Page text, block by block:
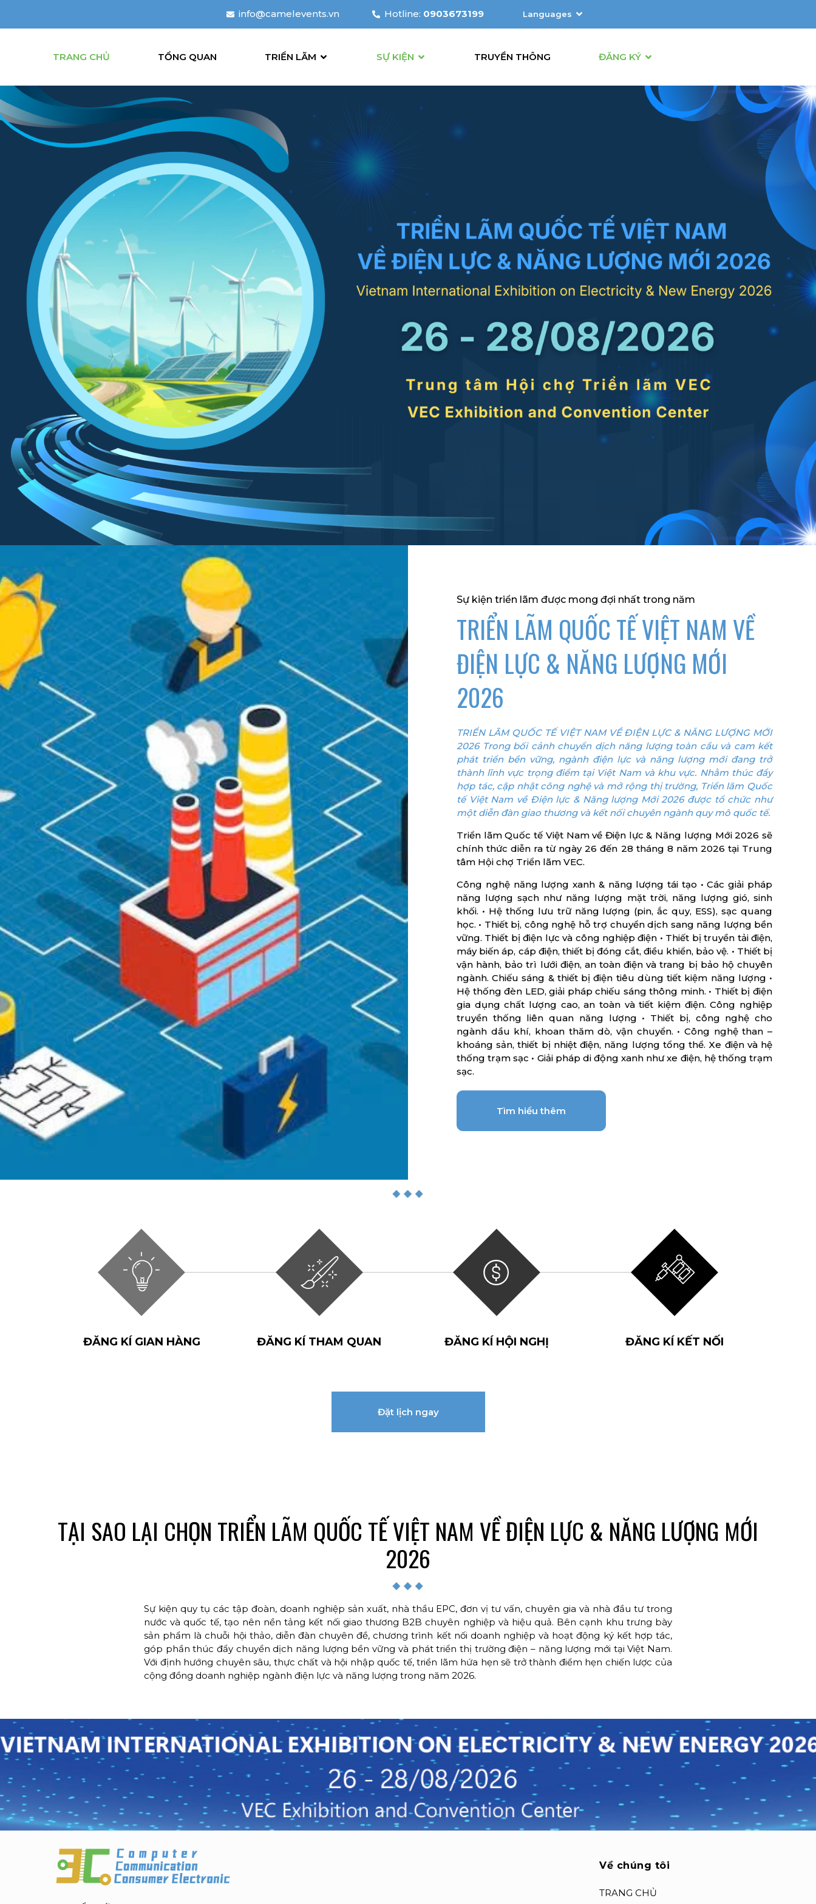
info@camelevents.vn Hotline: 0903673199 Languages
English
TRANG CHỦ TỔNG QUAN TRIỂN LÃM SỰ KIỆN TRUYỀN THÔNG ĐĂNG KÝ
Sự kiện triển lãm được mong đợi nhất trong năm
TRIỂN LÃM QUỐC TẾ VIỆT NAM VỀ
ĐIỆN LỰC & NĂNG LƯỢNG MỚI
2026
TRIỂN LÃM QUỐC TẾ VIỆT NAM VỀ ĐIỆN LỰC & NĂNG LƯỢNG MỚI
2026 Trong bối cảnh chuyển dịch năng lượng toàn cầu và cam kết
phát triển bền vững, ngành điện lực và năng lượng mới đang trở
thành lĩnh vực trọng điểm tại Việt Nam và khu vực. Nhằm thúc đẩy
hợp tác, cập nhật công nghệ và mở rộng thị trường, Triển lãm Quốc
tế Việt Nam về Điện lực & Năng lượng Mới 2026 được tổ chức như
một diễn đàn giao thương và kết nối chuyên ngành quy mô quốc tế.
Triển lãm Quốc tế Việt Nam về Điện lực & Năng lượng Mới 2026 sẽ
chính thức diễn ra từ ngày 26 đến 28 tháng 8 năm 2026 tại Trung
tâm Hội chợ Triển lãm VEC.
Công nghệ năng lượng xanh & năng lượng tái tạo • Các giải pháp
năng lượng sạch như năng lượng mặt trời, năng lượng gió, sinh
khối. • Hệ thống lưu trữ năng lượng (pin, ắc quy, ESS), sạc quang
học. • Thiết bị, công nghệ hỗ trợ chuyển dịch sang năng lượng bền
vững. Thiết bị điện lực và công nghiệp điện • Thiết bị truyền tải điện,
máy biến áp, cáp điện, thiết bị đóng cắt, điều khiển, bảo vệ. • Thiết bị
vận hành, bảo trì lưới điện, an toàn điện và trang bị bảo hộ chuyên
ngành. Chiếu sáng & thiết bị điện tiêu dùng tiết kiệm năng lượng •
Hệ thống đèn LED, giải pháp chiếu sáng thông minh. • Thiết bị điện
gia dụng chất lượng cao, an toàn và tiết kiệm điện. Công nghiệp
truyền thống liên quan năng lượng • Thiết bị, công nghệ cho
ngành dầu khí, khoan thăm dò, vận chuyển. • Công nghệ than –
khoáng sản, thiết bị nhiệt điện, năng lượng tổng thể. Xe điện và hệ
thống trạm sạc • Giải pháp di động xanh như xe điện, hệ thống trạm
sạc.
Tìm hiểu thêm
ĐĂNG KÍ GIAN HÀNG ĐĂNG KÍ THAM QUAN ĐĂNG KÍ HỘI NGHỊ ĐĂNG KÍ KẾT NỐI
Đặt lịch ngay
TẠI SAO LẠI CHỌN TRIỂN LÃM QUỐC TẾ VIỆT NAM VỀ ĐIỆN LỰC & NĂNG LƯỢNG MỚI
2026
Sự kiện quy tụ các tập đoàn, doanh nghiệp sản xuất, nhà thầu EPC, đơn vị tư vấn, chuyên gia và nhà đầu tư trong
nước và quốc tế, tạo nên nền tảng kết nối giao thương B2B chuyên nghiệp và hiệu quả. Bên cạnh khu trưng bày
sản phẩm là chuỗi hội thảo, diễn đàn chuyên đề, chương trình kết nối doanh nghiệp và hoạt động ký kết hợp tác,
góp phần thúc đẩy chuyển dịch năng lượng bền vững và phát triển thị trường điện – năng lượng mới tại Việt Nam.
Với định hướng chuyên sâu, thực chất và hội nhập quốc tế, triển lãm hứa hẹn sẽ trở thành điểm hẹn chiến lược của
cộng đồng doanh nghiệp ngành điện lực và năng lượng trong năm 2026.
Về chúng tôi
TRANG CHỦ